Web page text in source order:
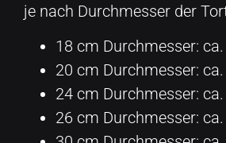
je nach Durchmesser der
18 cm Durchmesser:
20 cm Durchmesser:
24 cm Durchmesser:
26 cm Durchmesser: